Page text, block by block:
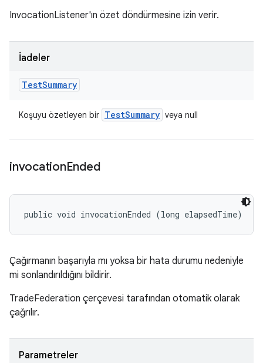
InvocationListener'ın özet döndürmesine izin verir.
İadeler
TestSummary
Koşuyu özetleyen bir TestSummary veya null
invocationEnded
public void invocationEnded (long elapsedTime)
Çağırmanın başarıyla mı yoksa bir hata durumu nedeniyle
mi sonlandırıldığını bildirir.
TradeFederation çerçevesi tarafından otomatik olarak
çağrılır.
Parametreler